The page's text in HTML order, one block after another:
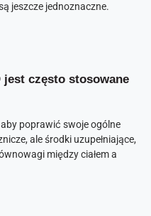
jeszcze jednoznaczne.
często stosowane
poprawić swoje ogólne
ale środki uzupełniające,
między ciałem a